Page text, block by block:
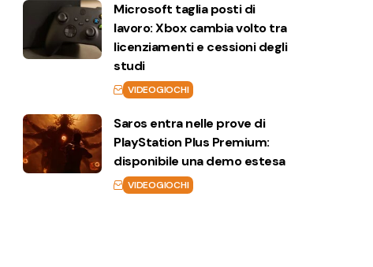
Microsoft taglia posti di
lavoro: Xbox cambia volto tra
licenziamenti e cessioni degli
studi
VIDEOGIOCHI
Saros entra nelle prove di
PlayStation Plus Premium:
disponibile una demo estesa
VIDEOGIOCHI